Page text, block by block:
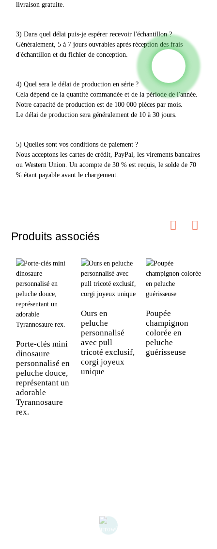
livraison gratuite.
3) Dans quel délai puis-je espérer recevoir l'échantillon ?
Généralement, 5 à 7 jours ouvrables après réception des frais
d'échantillon et du fichier de conception.
4) Quel sera le délai de production en série ?
Cela dépend de la quantité commandée et de la période de l'année.
Notre capacité de production est de 100 000 pièces par mois.
Le délai de production sera généralement de 10 à 30 jours.
5) Quelles sont vos conditions de paiement ?
Nous acceptons les cartes de crédit, PayPal, les virements bancaires
ou Western Union. Un acompte de 30 % est requis, le solde de 70
% étant payable avant le chargement.
Produits associés
Porte-clés mini
dinosaure
personnalisé en
peluche douce,
représentant un
adorable
Tyrannosaure
rex.
Ours en
peluche
personnalisé
avec pull
tricoté exclusif,
corgi joyeux
unique
Poupée
champignon
colorée en
peluche
guérisseuse